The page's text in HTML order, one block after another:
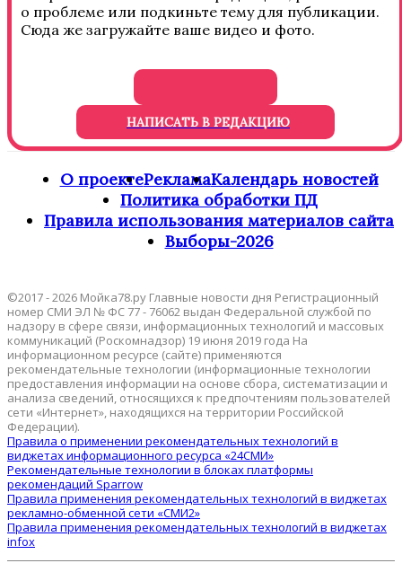
о проблеме или подкиньте тему для публикации.
Сюда же загружайте ваше видео и фото.
НАПИСАТЬ В РЕДАКЦИЮ
О проектеРекламаКалендарь новостей
Политика обработки ПД
Правила использования материалов сайта
Выборы-2026
©2017 - 2026 Мойка78.ру Главные новости дня Регистрационный
номер СМИ ЭЛ № ФС 77 - 76062 выдан Федеральной службой по
надзору в сфере связи, информационных технологий и массовых
коммуникаций (Роскомнадзор) 19 июня 2019 года На
информационном ресурсе (сайте) применяются
рекомендательные технологии (информационные технологии
предоставления информации на основе сбора, систематизации и
анализа сведений, относящихся к предпочтениям пользователей
сети «Интернет», находящихся на территории Российской
Федерации).
Правила о применении рекомендательных технологий в
виджетах информационного ресурса «24СМИ»
Рекомендательные технологии в блоках платформы
рекомендаций Sparrow
Правила применения рекомендательных технологий в виджетах
рекламно-обменной сети «СМИ2»
Правила применения рекомендательных технологий в виджетах
infox